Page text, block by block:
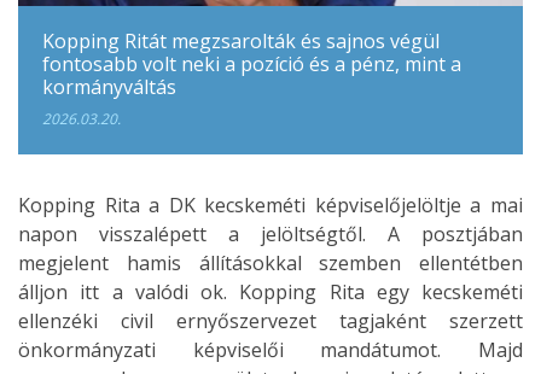
Kopping Ritát megzsarolták és sajnos végül
fontosabb volt neki a pozíció és a pénz, mint a
kormányváltás
2026.03.20.
Kopping Rita a DK kecskeméti képviselőjelöltje a mai
napon visszalépett a jelöltségtől. A posztjában
megjelent hamis állításokkal szemben ellentétben
álljon itt a valódi ok. Kopping Rita egy kecskeméti
ellenzéki civil ernyőszervezet tagjaként szerzett
önkormányzati képviselői mandátumot. Majd